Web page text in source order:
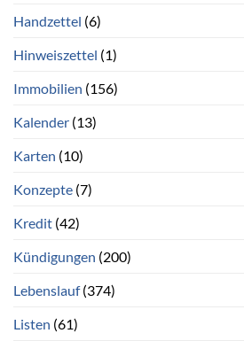
Handzettel (6)
Hinweiszettel (1)
Immobilien (156)
Kalender (13)
Karten (10)
Konzepte (7)
Kredit (42)
Kündigungen (200)
Lebenslauf(374)
Listen (61)